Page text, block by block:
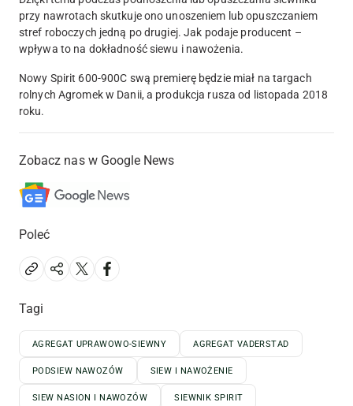
przy nawrotach skutkuje ono unoszeniem lub opuszczaniem
stref roboczych jedną po drugiej. Jak podaje producent –
wpływa to na dokładność siewu i nawożenia.
Nowy Spirit 600-900C swą premierę będzie miał na targach
rolnych Agromek w Danii, a produkcja rusza od listopada 2018
roku.
Zobacz nas w Google News
Poleć
Tagi
AGREGAT UPRAWOWO-SIEWNY AGREGAT VADERSTAD
PODSIEW NAWOZÓW SIEW I NAWOŻENIE
SIEW NASION I NAWOZÓW SIEWNIK SPIRIT